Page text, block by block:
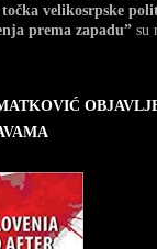
velikosrpske
prema zapadu” su